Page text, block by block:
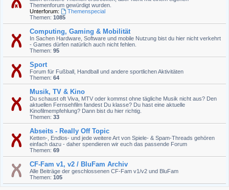
Themenforum gewürdigt wurden.
Unterforum:
Themenspecial
Themen: 1085
Computing, Gaming & Mobilität
In Sachen Hardware, Software und mobile Nutzung bist du hier nicht verkehrt
- Games dürfen natürlich auch nicht fehlen.
Themen: 95
Sport
Forum für Fußball, Handball und andere sportlichen Aktivitäten
Themen: 64
Musik, TV & Kino
Du schaust oft Viva, MTV oder kommst ohne tägliche Musik nicht aus? Den
aktuellen Fernsehfilm fandest Du klasse? Du hast eine aktuelle
Kinofilmempfehlung? Dann bist du hier richtig.
Themen: 33
Abseits - Really Off Topic
Ketten-, Endlos- und jede weitere Art von Spiele- & Spam-Threads gehören
einfach dazu - daher spendieren wir euch das passende Forum
Themen: 69
CF-Fam v1, v2 / BluFam Archiv
Alle Beiträge der geschlossenen CF-Fam v1/v2 und BluFam
Themen: 105